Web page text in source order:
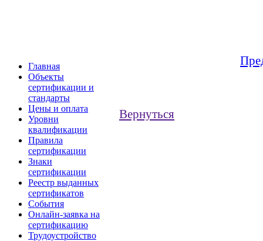
Главная
Объекты
сертификации и
стандарты
Цены и оплата
Уровни
квалификации
Правила
сертификации
Знаки
сертификации
Реестр выданных
сертификатов
События
Онлайн-заявка на
сертификацию
Трудоустройство
Вернуться